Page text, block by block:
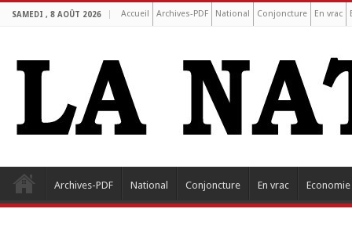
SAMEDI , 8 AOÛT 2026 Accueil Archives-PDF National Conjoncture En vrac
Archives-PDF National Conjoncture En vrac Economie